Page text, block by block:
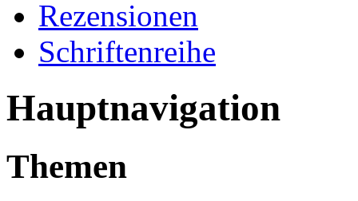
Rezensionen
Schriftenreihe
Hauptnavigation
Themen